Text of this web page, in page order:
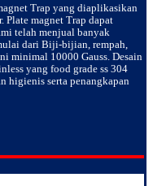
Trap yang diaplikasikan
magnet Trap dapat
telah menjual banyak
dari Biji-bijian, rempah,
minimal 10000 Gauss. Desain
yang food grade ss 304
higienis serta penangkapan